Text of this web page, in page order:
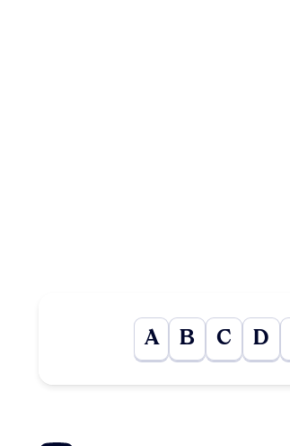
A B C D